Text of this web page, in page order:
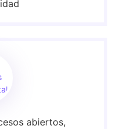
abiertos,